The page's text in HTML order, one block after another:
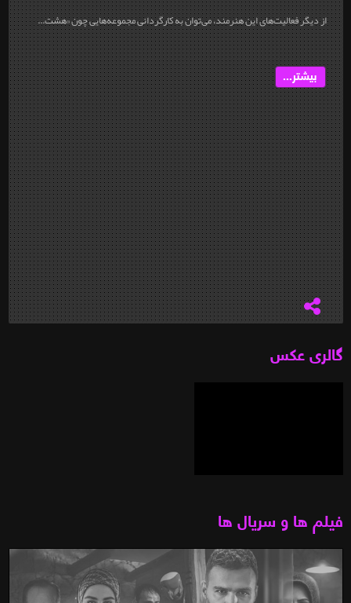
از دیگر فعالیت‌های این هنرمند، می‌توان به کارگردانی مجموعه‌هایی چون «هشت...
بیشتر...
گالری عکس
فیلم ها و سریال ها